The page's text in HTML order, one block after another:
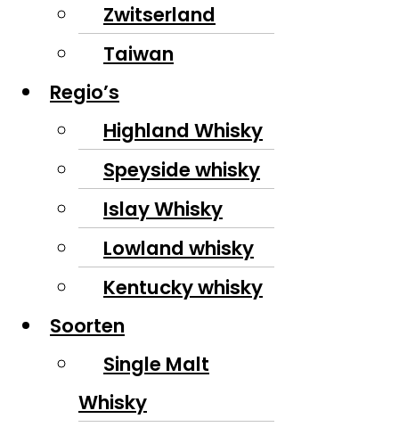
Zwitserland
Taiwan
Regio’s
Highland Whisky
Speyside whisky
Islay Whisky
Lowland whisky
Kentucky whisky
Soorten
Single Malt
Whisky